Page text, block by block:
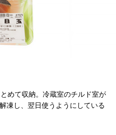
めて収納。冷蔵室のチルド室が
凍し、翌日使うようにしている